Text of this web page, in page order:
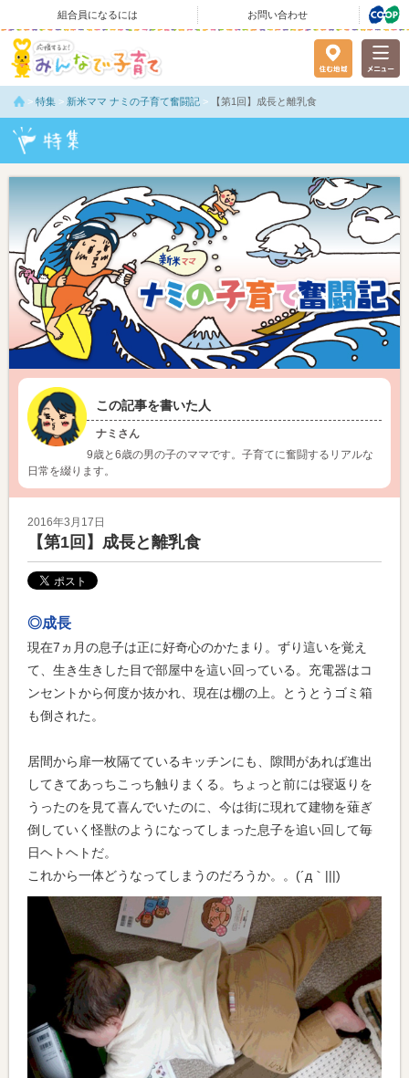
組合員になるには お問い合わせ
> 特集 > 新米ママ ナミの子育て奮闘記 > 【第1回】成長と離乳食
この記事を書いた人
ナミさん
9歳と6歳の男の子のママです。子育てに奮闘するリアルな
日常を綴ります。
2016年3月17日
【第1回】成長と離乳食
◎成長
現在7ヵ月の息子は正に好奇心のかたまり。ずり這いを覚え
て、生き生きした目で部屋中を這い回っている。充電器はコ
ンセントから何度か抜かれ、現在は棚の上。とうとうゴミ箱
も倒された。
居間から扉一枚隔てているキッチンにも、隙間があれば進出
してきてあっちこっち触りまくる。ちょっと前には寝返りを
うったのを見て喜んでいたのに、今は街に現れて建物を薙ぎ
倒していく怪獣のようになってしまった息子を追い回して毎
日ヘトヘトだ。
これから一体どうなってしまうのだろうか。。(´д｀|||)